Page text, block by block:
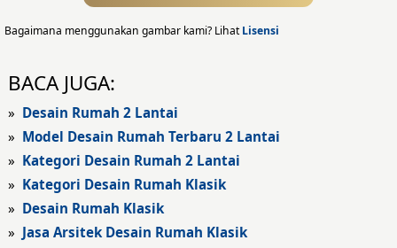
Desain Eksterior Rumah
Desain Rumah Modern
Fasad Rumah Modern
Fasad Kantor
Bagaimana menggunakan gambar kami? LihatLisensi
BACA JUGA:
» Desain Rumah 2 Lantai
» Model Desain Rumah Terbaru 2 Lantai
» Kategori Desain Rumah 2 Lantai
» Kategori Desain Rumah Klasik
» Desain Rumah Klasik
» Jasa Arsitek Desain Rumah Klasik